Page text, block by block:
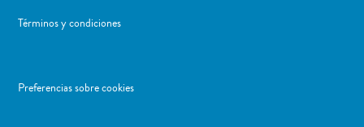
Términos y condiciones
Preferencias sobre cookies